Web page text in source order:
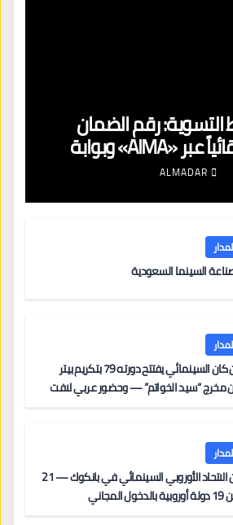
التسوية: رقم الضمان
الاجتماعي تلقائياً عبر «AIMA» وبوابة
ALMADAR
السينما السعودية
مهرجان كان السينمائي يفتتح دورته 79 بتكريم بيتر
“سيد الخواتم” — وحضور عربي لافت
مهرجان الاتحاد الأوروبي السينمائي في بانكوك — 21